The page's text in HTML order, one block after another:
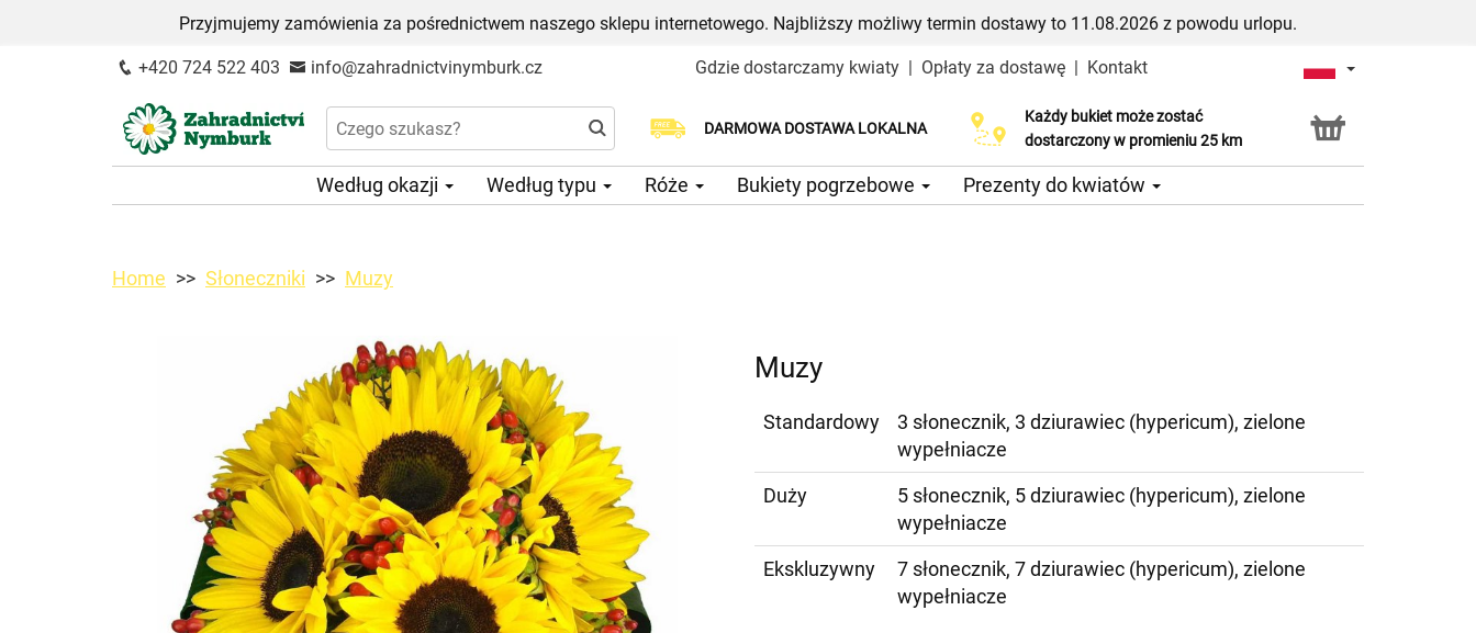
Przyjmujemy zamówienia za pośrednictwem naszego sklepu internetowego. Najbliższy możliwy termin dostawy to 11.08.2026 z powodu urlopu.
+420 724 522 403 info@zahradnictvinymburk.cz Gdzie dostarczamy kwiaty | Opłaty za dostawę | Kontakt
DARMOWA DOSTAWA LOKALNA
Wybierz datę dostawy
Każdy bukiet może zostać
dostarczony w promieniu 25 km
Usługa Click & Collect
Według okazji Według typu Róże Bukiety pogrzebowe Prezenty do kwiatów
Home Słoneczniki Muzy
Muzy
Standardowy
3 słonecznik, 3 dziurawiec (hypericum), zielone
wypełniacze
Duży
5 słonecznik, 5 dziurawiec (hypericum), zielone
wypełniacze
Ekskluzywny
7 słonecznik, 7 dziurawiec (hypericum), zielone
wypełniacze